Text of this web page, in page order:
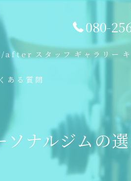
080-
after スタッフ ギャラリー
ある質問
ソナルジムの